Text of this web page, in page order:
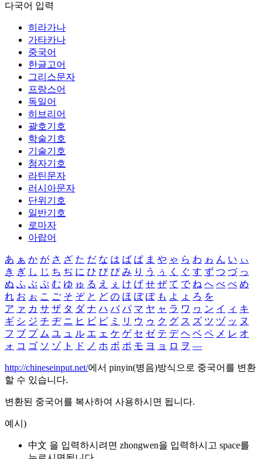
다국어 입력
히라가나
가타카나
중국어
한글고어
그리스문자
프랑스어
독일어
히브리어
괄호기호
학술기호
기술기호
첨자기호
라틴문자
러시아문자
단위기호
일반기호
로마자
아랍어
あ ぁ か が さ ざ た だ な は ば ぱ ま や ゃ ら わ ゎ ん い ぃ
き ぎ し じ ち ぢ に ひ び ぴ み り う ぅ く ぐ す ず つ づ っ
ぬ ふ ぶ ぷ む ゆ ゅ る え ぇ け げ せ ぜ て で ね へ べ ぺ め
れ お ぉ こ ご そ ぞ と ど の ほ ぼ ぽ も よ ょ ろ を
ア ァ カ サ ザ タ ダ ナ ハ バ パ マ ヤ ャ ラ ワ ヮ ン イ ィ キ
ギ シ ジ チ ヂ ニ ヒ ビ ピ ミ リ ウ ゥ ク グ ス ズ ツ ヅ ッ ヌ
フ ブ プ ム ユ ュ ル エ ェ ケ ゲ セ ゼ テ デ ヘ ベ ペ メ レ オ
ォ コ ゴ ソ ゾ ト ド ノ ホ ボ ポ モ ヨ ョ ロ ヲ ―
http://chineseinput.net/에서 pinyin(병음)방식으로 중국어를 변환
할 수 있습니다.
변환된 중국어를 복사하여 사용하시면 됩니다.
예시)
中文 을 입력하시려면 zhongwen을 입력하시고 space를